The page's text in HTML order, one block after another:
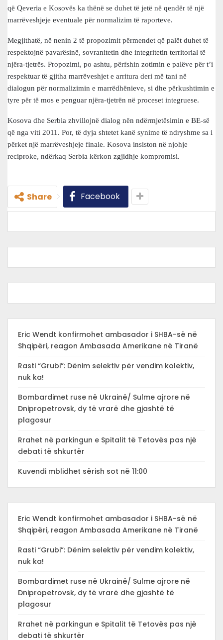
që Qeveria e Kosovës ka thënë se duhet të jetë në qendër të një
marrëveshjeje eventuale për normalizim të raporteve.
Megjithatë, në nenin 2 të propozimit përmendet që palët duhet të
respektojnë pavarësinë, sovranitetin dhe integritetin territorial të
njëra-tjetrës. Propozimi, po ashtu, përfshin zotimin e palëve për t’i
respektuar të gjitha marrëveshjet e arritura deri më tani në
dialogun për normalizimin e marrëdhënieve, si dhe përkushtimin e
tyre për të mos e penguar njëra-tjetrën në proceset integruese.
Kosova dhe Serbia zhvillojnë dialog nën ndërmjetësimin e BE-së
që nga viti 2011. Por, të dyja shtetet kanë synime të ndryshme sa i
përket një marrëveshjeje finale. Kosova insiston në njohje
reciproke, ndërkaq Serbia kërkon zgjidhje kompromisi.
Share Facebook
Eric Wendt konfirmohet ambasador i SHBA-së në
Shqipëri, reagon Ambasada Amerikane në Tiranë
Rasti “Grubi”: Dënim selektiv për vendim kolektiv,
nuk ka!
Bombardimet ruse në Ukrainë/ Sulme ajrore në
Dnipropetrovsk, dy të vrarë dhe gjashtë të
plagosur
Rrahet në parkingun e Spitalit të Tetovës pas një
debati të shkurtër
Kuvendi mblidhet sërish sot në 11:00
Eric Wendt konfirmohet ambasador i SHBA-së në
Shqipëri, reagon Ambasada Amerikane në Tiranë
Rasti “Grubi”: Dënim selektiv për vendim kolektiv,
nuk ka!
Bombardimet ruse në Ukrainë/ Sulme ajrore në
Dnipropetrovsk, dy të vrarë dhe gjashtë të
plagosur
Rrahet në parkingun e Spitalit të Tetovës pas një
debati të shkurtër